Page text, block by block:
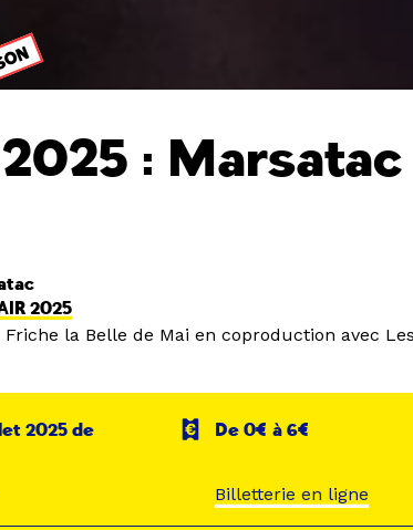
2025 : Marsatac
2025
la Belle de Mai en coproduction avec
2025 de
De 0€ à 6€
Billetterie en ligne